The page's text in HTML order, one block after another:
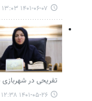
۱۴۰۱-۰۶-۰۷ ۱۳:۰۳
تفریحی در شهربازی
۱۴۰۱-۰۵-۲۶ ۱۲:۳۸